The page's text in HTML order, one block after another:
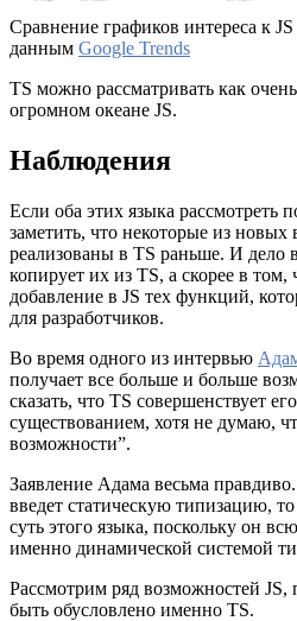
Сравнение графиков интереса к
данным Google Trends
TS можно рассматривать как
огромном океане JS.
Наблюдения
Если оба этих языка рассмотреть
заметить, что некоторые из
реализованы в TS раньше. И дело
копирует их из TS, а скорее в том,
добавление в JS тех функций,
для разработчиков.
Во время одного из интервью
получает все больше и больше
сказать, что TS совершенствует
существованием, хотя не думаю,
возможности”.
Заявление Адама весьма
введет статическую типизацию,
суть этого языка, поскольку он
именно динамической системой
Рассмотрим ряд возможностей JS,
быть обусловлено именно TS.